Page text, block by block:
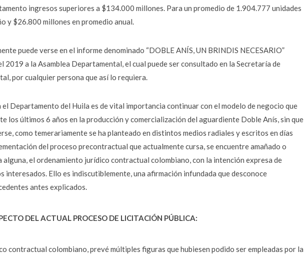
ingresos superiores a $134.000 millones. Para un promedio de 1.904.777 unidades
y $26.800 millones en promedio anual.
puede verse en el informe denominado “DOBLE ANÍS, UN BRINDIS NECESARIO”
2019 a la Asamblea Departamental, el cual puede ser consultado en la Secretaría de
por cualquier persona que así lo requiera.
Departamento del Huila es de vital importancia continuar con el modelo de negocio que
los últimos 6 años en la producción y comercialización del aguardiente Doble Anís, sin que
como temerariamente se ha planteado en distintos medios radiales y escritos en días
del proceso precontractual que actualmente cursa, se encuentre amañado o
alguna, el ordenamiento jurídico contractual colombiano, con la intención expresa de
interesados. Ello es indiscutiblemente, una afirmación infundada que desconoce
antes explicados.
DEL ACTUAL PROCESO DE LICITACIÓN PÚBLICA:
contractual colombiano, prevé múltiples figuras que hubiesen podido ser empleadas por la